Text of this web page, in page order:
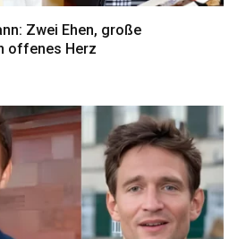
Zwei Ehen, große
offenes Herz